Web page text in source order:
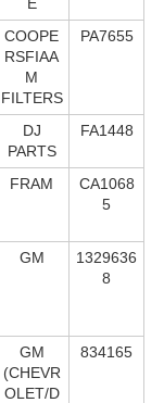
COOPE
RSFIAA
M
FILTERS
PA7655
DJ
PARTS
FA1448
FRAM
CA1068
5
GM
1329636
8
GM
(CHEVR
OLET/D
834165